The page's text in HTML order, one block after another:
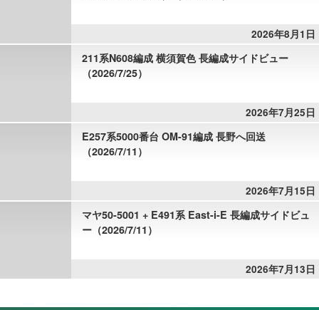
2026年8月1日
211系N608編成 横須賀色 長編成サイドビュー
（2026/7/25）
2026年7月25日
E257系5000番台 OM-91編成 長野へ回送
（2026/7/11）
2026年7月15日
マヤ50-5001 + E491系 East-i-E 長編成サイドビュ
ー（2026/7/11）
2026年7月13日